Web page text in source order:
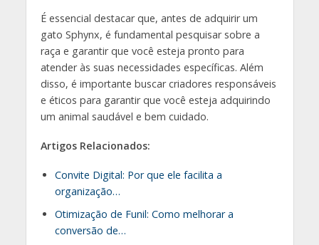
É essencial destacar que, antes de adquirir um
gato Sphynx, é fundamental pesquisar sobre a
raça e garantir que você esteja pronto para
atender às suas necessidades específicas. Além
disso, é importante buscar criadores responsáveis ​​
e éticos para garantir que você esteja adquirindo
um animal saudável e bem cuidado.
Artigos Relacionados:
Convite Digital: Por que ele facilita a
organização…
Otimização de Funil: Como melhorar a
conversão de…